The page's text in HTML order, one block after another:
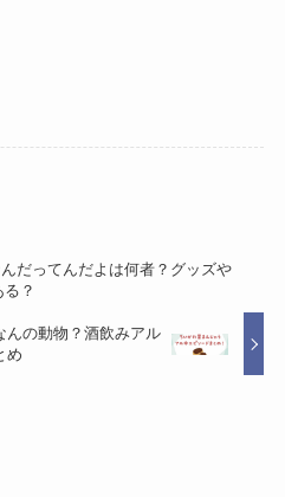
だってんだよは何者？グッズや
？
んの動物？酒飲みアル
め